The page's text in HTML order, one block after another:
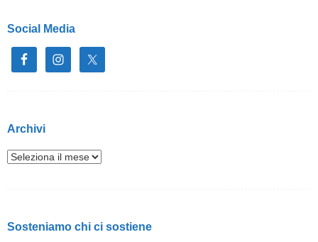
Social Media
Archivi
Sosteniamo chi ci sostiene